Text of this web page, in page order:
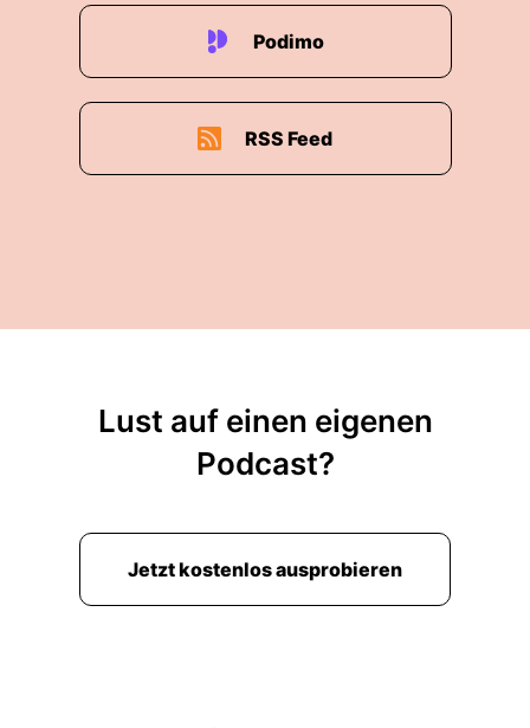
Podimo
RSS Feed
Lust auf einen eigenen
Podcast?
Jetzt kostenlos ausprobieren